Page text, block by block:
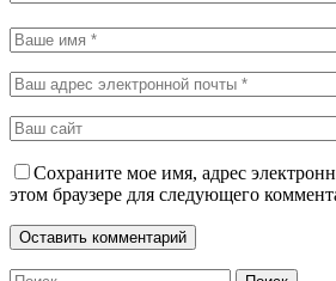
Сохраните мое имя, адрес
этом браузере для следующего